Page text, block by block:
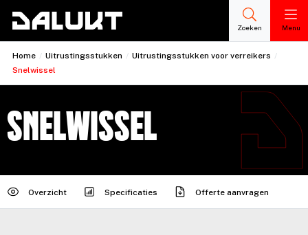
Zoeken Menu
Home / Uitrustingsstukken / Uitrustingsstukken voor verreikers /
Snelwissel
Snelwissel
Overzicht Specificaties Offerte aanvragen